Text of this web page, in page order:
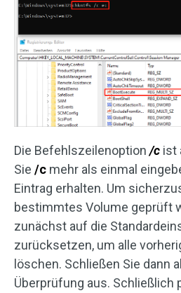
Die Befehlszeilenoption /c ist
Sie /c mehr als einmal
Eintrag erhalten. Um
bestimmtes Volume geprüft
zunächst auf die
zurücksetzen, um alle
löschen. Schließen Sie dann
Überprüfung aus. Schließlich